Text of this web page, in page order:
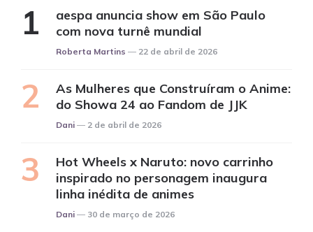
aespa anuncia show em São Paulo
com nova turnê mundial
Posted
Roberta Martins 22 de abril de 2026
As Mulheres que Construíram o Anime:
do Showa 24 ao Fandom de JJK
Posted
Dani 2 de abril de 2026
Hot Wheels x Naruto: novo carrinho
inspirado no personagem inaugura
linha inédita de animes
Posted
Dani 30 de março de 2026